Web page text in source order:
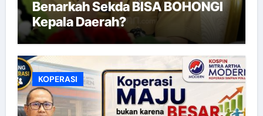
Benarkah Sekda BISA BOHONGI
Kepala Daerah?
KOPERASI